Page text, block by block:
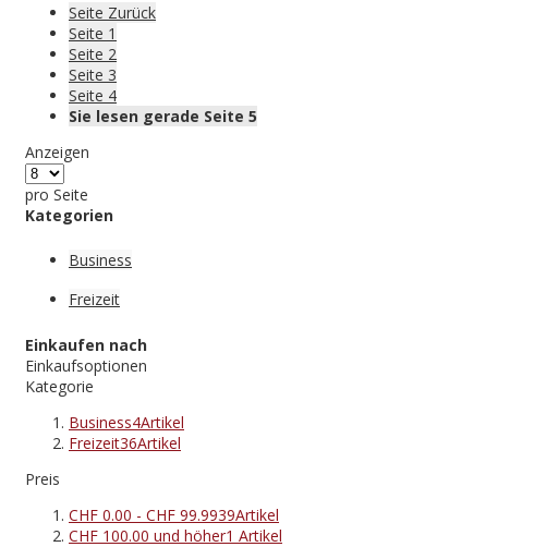
Seite Zurück
Seite 1
Seite 2
Seite 3
Seite 4
Sie lesen gerade Seite 5
Anzeigen
pro Seite
Kategorien
Business
Freizeit
Einkaufen nach
Einkaufsoptionen
Kategorie
Business4Artikel
Freizeit36Artikel
Preis
CHF 0.00 - CHF 99.9939Artikel
CHF 100.00 und höher1 Artikel